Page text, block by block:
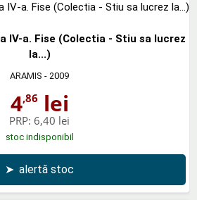
IV-a. Fise (Colectia - Stiu sa lucrez
la...)
ARAMIS - 2009
4,86 lei
PRP: 6,40 lei
stoc indisponibil
➤ alertă stoc